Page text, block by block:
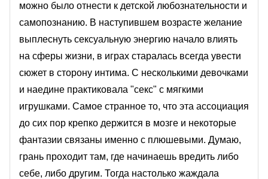
можно было отнести к детской любознательности и
самопознанию. В наступившем возрасте желание
выплеснуть сексуальную энергию начало влиять
на сферы жизни, в играх старалась всегда увести
сюжет в сторону интима. С несколькими девочками
и наедине практиковала "секс" с мягкими
игрушками. Самое странное то, что эта ассоциация
до сих пор крепко держится в мозге и некоторые
фантазии связаны именно с плюшевыми. Думаю,
грань проходит там, где начинаешь вредить либо
себе, либо другим. Тогда настолько жаждала